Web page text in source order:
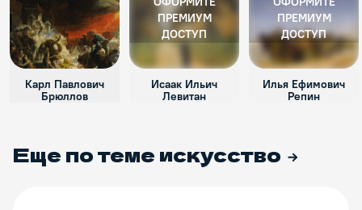
Карл Павлович
Брюллов
ПРЕМИУМ
ДОСТУП
Исаак Ильич
Левитан
ПРЕМИУМ
ДОСТУП
Илья Ефимович
Репин
Еще по теме искусство